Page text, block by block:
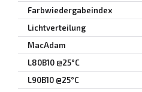
Farbwiedergabeindex
Lichtverteilung
MacAdam
L80B10 @25°C
L90B10 @25°C